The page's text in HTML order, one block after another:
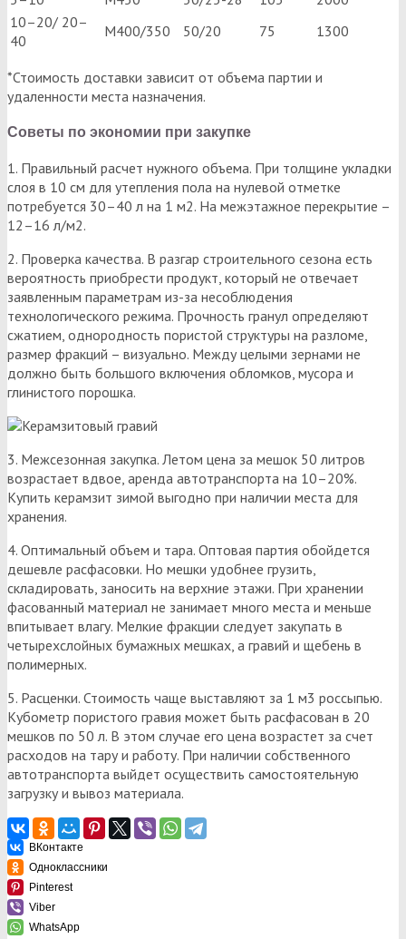
10–20/ 20–
40
М400/350 50/20 75 1300
*Стоимость доставки зависит от объема партии и
удаленности места назначения.
Советы по экономии при закупке
1. Правильный расчет нужного объема. При толщине укладки
слоя в 10 см для утепления пола на нулевой отметке
потребуется 30–40 л на 1 м2. На межэтажное перекрытие –
12–16 л/м2.
2. Проверка качества. В разгар строительного сезона есть
вероятность приобрести продукт, который не отвечает
заявленным параметрам из-за несоблюдения
технологического режима. Прочность гранул определяют
сжатием, однородность пористой структуры на разломе,
размер фракций – визуально. Между целыми зернами не
должно быть большого включения обломков, мусора и
глинистого порошка.
3. Межсезонная закупка. Летом цена за мешок 50 литров
возрастает вдвое, аренда автотранспорта на 10–20%.
Купить керамзит зимой выгодно при наличии места для
хранения.
4. Оптимальный объем и тара. Оптовая партия обойдется
дешевле расфасовки. Но мешки удобнее грузить,
складировать, заносить на верхние этажи. При хранении
фасованный материал не занимает много места и меньше
впитывает влагу. Мелкие фракции следует закупать в
четырехслойных бумажных мешках, а гравий и щебень в
полимерных.
5. Расценки. Стоимость чаще выставляют за 1 м3 россыпью.
Кубометр пористого гравия может быть расфасован в 20
мешков по 50 л. В этом случае его цена возрастет за счет
расходов на тару и работу. При наличии собственного
автотранспорта выйдет осуществить самостоятельную
загрузку и вывоз материала.
ВКонтакте
Одноклассники
Pinterest
Viber
WhatsApp